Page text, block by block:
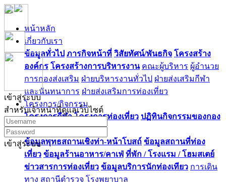
เข้าสู่ระบบ
สำหรับเจ้าหน้าที่ดูแลเว็บไซต์
เข้าสู่ระบบ
หน้าหลัก
เกี่ยวกับเรา
ข้อมูลทั่วไป ภารกิจหน้าที่ วิสัยทัศน์/พันธกิจ โครงสร้าง
องค์กร โครงสร้างการบริหารงาน คณะผู้บริหาร ผู้อำนวย
การกองส่งเสริม ฝ่ายบริหารงานทั่วไป ฝ่ายส่งเสริมกีฬา
และนันทนาการ ฝ่ายส่งเสริมการท่องเที่ยว
โครงการ/กิจกรรม
โครงการกีฬา โครงการท่องเที่ยว ปฏิทินกิจกรรมของกอง
ท่องเที่ยว
ข้อมูลพุทธสถานเชิงท่า-หน้าโบสถ์ ข้อมูลสถานที่ท่อง
เที่ยว ข้อมูลร้านอาหาร/คาเฟ่ ที่พัก / โรงแรม / โฮมสเตย์
ข่าวสารการท่องเที่ยว ข้อมูลบริการนักท่องเทียว การเดิน
ทาง สถานีตำรวจ โรงพยาบาล